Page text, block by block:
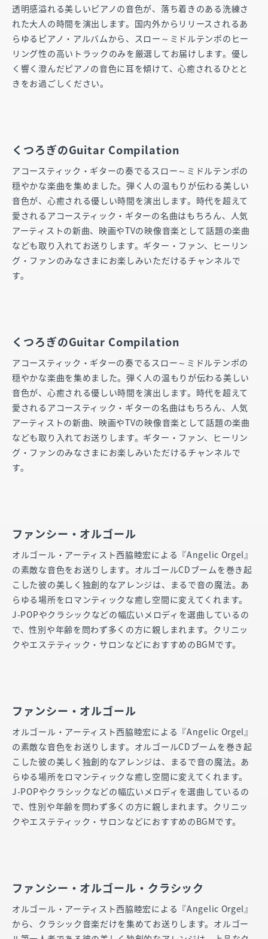
透明感溢れる美しいピアノの音色が、落ち着きのある洗練さ
れた大人の時間を演出します。国内外からリリースされるあ
らゆるピアノ・アルバムから、スロー～ミドルテンポのヒー
リング性の高いトラックのみを厳選してお届けします。優し
く響く澄んだピアノの音色に耳を傾けて、心癒されるひとと
きをお過ごしください。
くつろぎのGuitar Compilation
アコースティック・ギターの奏でるスロー～ミドルテンポの
穏やかな楽曲を集めました。弾く人の温もりが伝わる美しい
音色が、心癒される優しい時間を演出します。時代を超えて
愛されるアコースティック・ギターの名曲はもちろん、人気
アーティストの新曲、映画やTVの映像音楽として話題の楽曲
なども取り入れてお送りします。ギター・ファン、ヒーリン
グ・ファンのみなさまにお楽しみいただけるチャンネルで
す。
くつろぎのGuitar Compilation
アコースティック・ギターの奏でるスロー～ミドルテンポの
穏やかな楽曲を集めました。弾く人の温もりが伝わる美しい
音色が、心癒される優しい時間を演出します。時代を超えて
愛されるアコースティック・ギターの名曲はもちろん、人気
アーティストの新曲、映画やTVの映像音楽として話題の楽曲
なども取り入れてお送りします。ギター・ファン、ヒーリン
グ・ファンのみなさまにお楽しみいただけるチャンネルで
す。
ファンシー・オルゴール
オルゴール・アーティスト西脇睦宏による『Angelic Orgel』
の素敵な音色をお送りします。オルゴールCDブームを巻き起
こした彼の美しく独創的なアレンジは、まるで音の魔法。あ
らゆる場所をロマンティックな癒し空間に変えてくれます。
J-POPやクラシックなどの幅広いメロディを選曲しているの
で、性別や年齢を問わず多くの方に親しまれます。クリニッ
クやエステティック・サロンなどにおすすめのBGMです。
ファンシー・オルゴール
オルゴール・アーティスト西脇睦宏による『Angelic Orgel』
の素敵な音色をお送りします。オルゴールCDブームを巻き起
こした彼の美しく独創的なアレンジは、まるで音の魔法。あ
らゆる場所をロマンティックな癒し空間に変えてくれます。
J-POPやクラシックなどの幅広いメロディを選曲しているの
で、性別や年齢を問わず多くの方に親しまれます。クリニッ
クやエステティック・サロンなどにおすすめのBGMです。
ファンシー・オルゴール・クラシック
オルゴール・アーティスト西脇睦宏による『Angelic Orgel』
から、クラシック音楽だけを集めてお送りします。オルゴー